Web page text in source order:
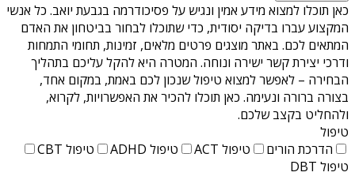
כאן תוכלו למצוא מידע אמין ונגיש על פסיכודרמה בגבעת יואב. כל אנשי
המקצוע עברו בדיקה יסודית, כדי שתוכלו לבחור בביטחון את האדם
המתאים לכם. באתר מוצגים פרטים מלאים, זמינות, תחומי התמחות
ודרכי יצירת קשר ישירה ונוחה. המטרה היא להקל עליכם בתהליך
הבחירה – לאפשר למצוא טיפול שנכון לכם באמת, במקום אחד,
בצורה ברורה ונעימה. כאן תוכלו להכיר את האפשרויות, לקרוא,
ולהחליט בקצב שלכם.
טיפול
הדרכת הורים
טיפול ACT טיפול ADHD
טיפול CBT
טיפול DBT